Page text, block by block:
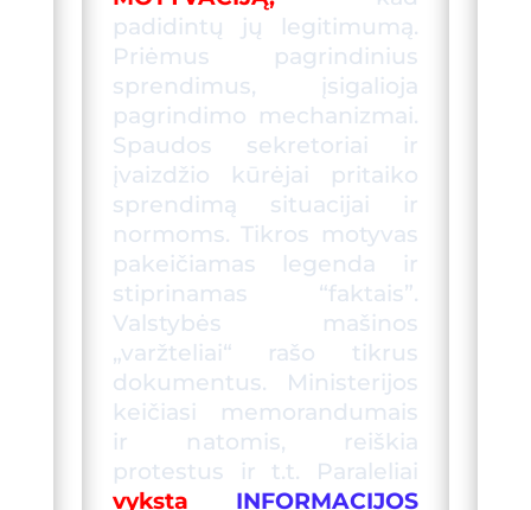
padidintų jų legitimumą.
Priėmus pagrindinius
sprendimus, įsigalioja
pagrindimo mechanizmai.
Spaudos sekretoriai ir
įvaizdžio kūrėjai pritaiko
sprendimą situacijai ir
normoms. Tikros motyvas
pakeičiamas legenda ir
stiprinamas “faktais”.
Valstybės mašinos
„varžteliai“ rašo tikrus
dokumentus. Ministerijos
keičiasi memorandumais
ir natomis, reiškia
protestus ir t.t. Paraleliai
vyksta INFORMACIJOS